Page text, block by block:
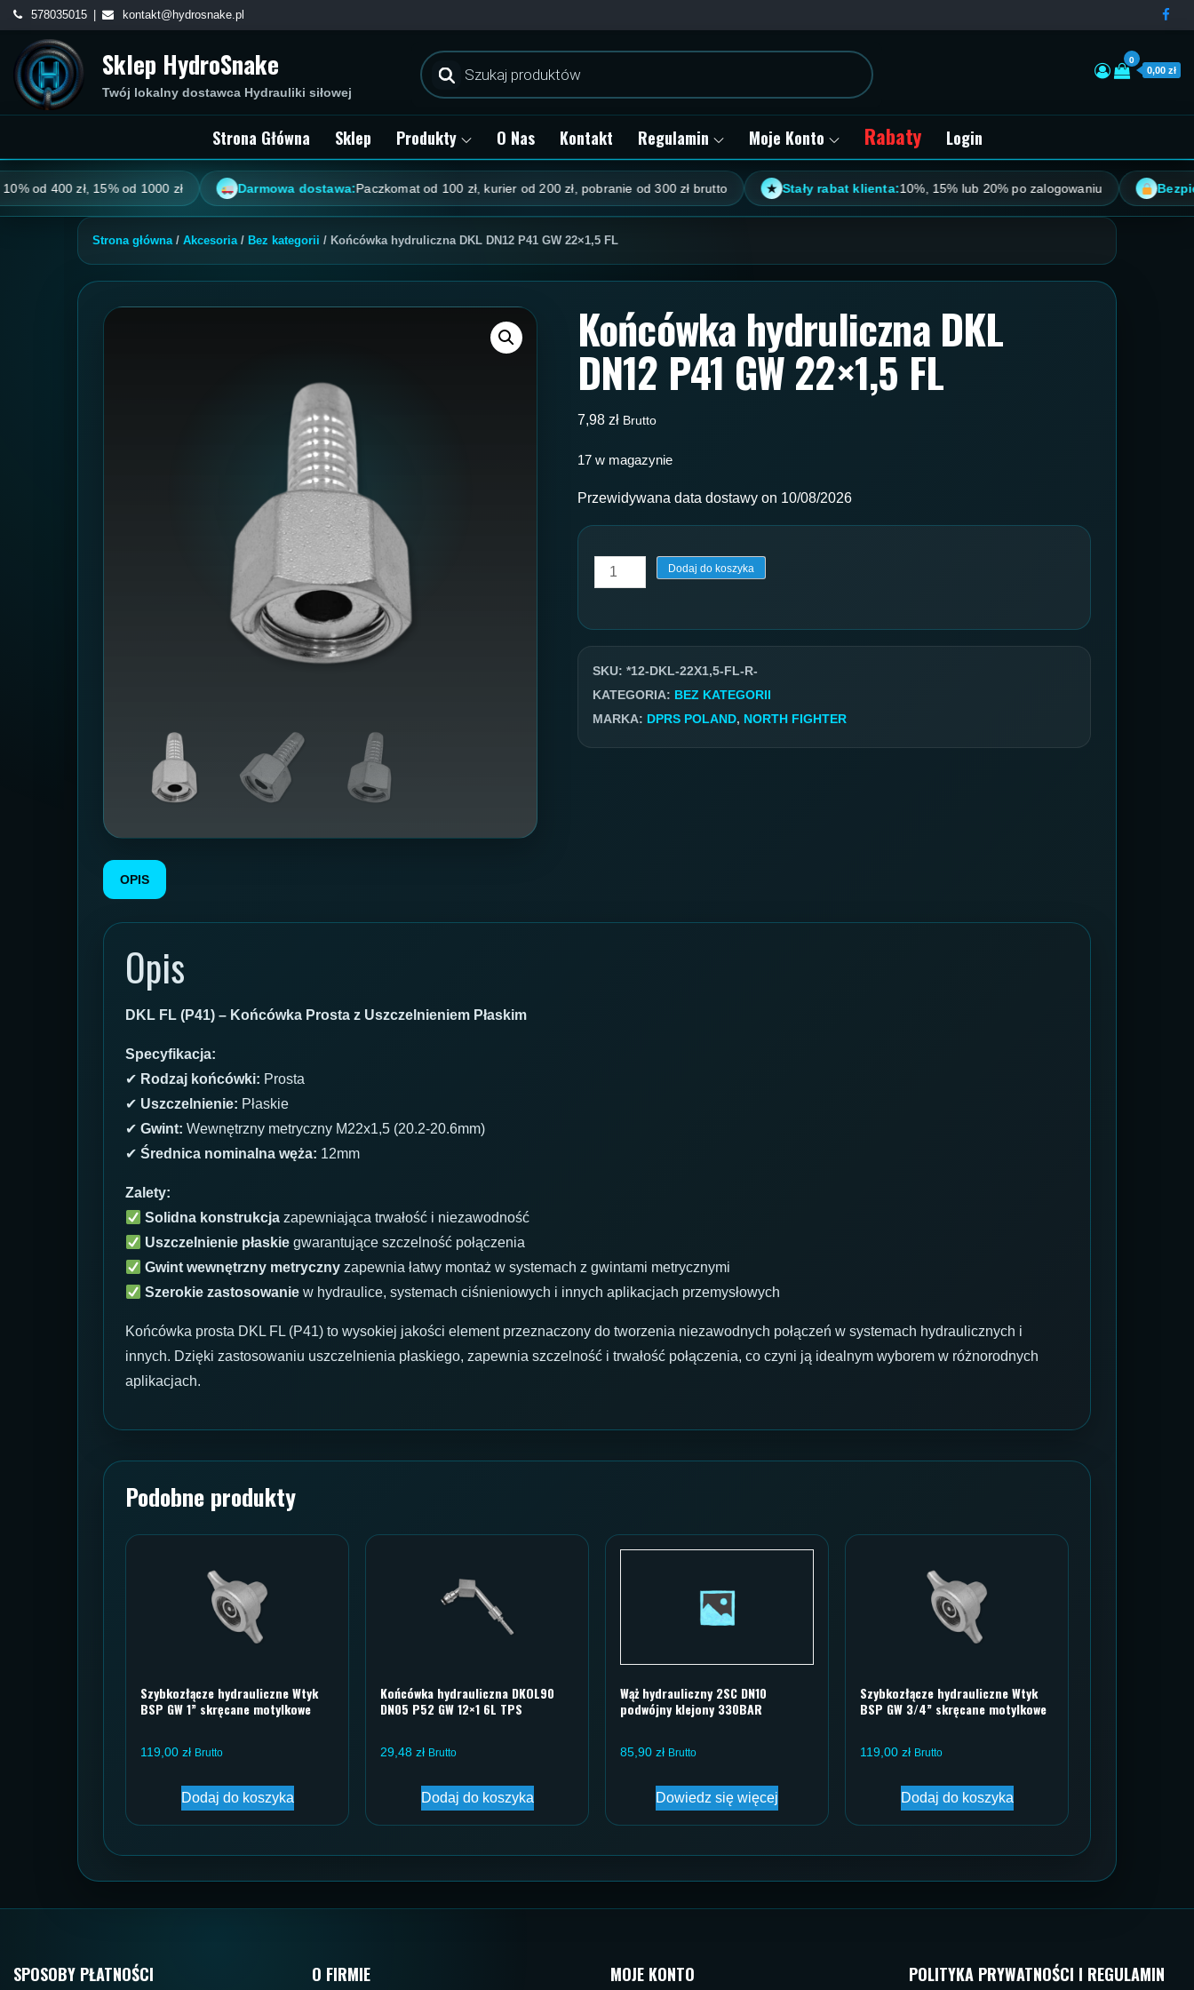
Skip
content
578035015 kontakt@hydrosnake.pl
Sklep HydroSnake
Twój lokalny dostawca Hydrauliki siłowej
Wyszukiwarka
produktów
0
0,00 zł
Strona Główna Sklep Produkty O Nas Kontakt Regulamin Moje Konto Rabaty Login
400 zł, 15% od 1000 zł Darmowa dostawa:Paczkomat od 100 zł, kurier od 200 zł, pobranie od 300 zł brutto ★ Stały rabat klienta:10%, 15% lub 20% po zalogowaniu Bezpieczne
Strona główna/ Akcesoria/ Bez kategorii / Końcówka hydruliczna DKL DN12 P41 GW 22×1,5 FL
Końcówka hydruliczna DKL
DN12 P41 GW 22×1,5 FL
7,98 zł Brutto
17 w magazynie
Przewidywana data dostawy on 10/08/2026
ilość
Końcówka
DN12
P41
GW
Dodaj do koszyka
SKU: *12-DKL-22X1,5-FL-R-
KATEGORIA: BEZ KATEGORII
MARKA: DPRS POLAND, NORTH FIGHTER
OPIS
Opis
DKL FL (P41) – Końcówka Prosta z Uszczelnieniem Płaskim
Specyfikacja:
✔ Rodzaj końcówki: Prosta
✔ Uszczelnienie: Płaskie
✔ Gwint: Wewnętrzny metryczny M22x1,5 (20.2-20.6mm)
✔ Średnica nominalna węża: 12mm
Zalety:
Solidna konstrukcja zapewniająca trwałość i niezawodność
Uszczelnienie płaskie gwarantujące szczelność połączenia
Gwint wewnętrzny metryczny zapewnia łatwy montaż w systemach z gwintami metrycznymi
Szerokie zastosowanie w hydraulice, systemach ciśnieniowych i innych aplikacjach przemysłowych
Końcówka prosta DKL FL (P41) to wysokiej jakości element przeznaczony do tworzenia niezawodnych połączeń w systemach hydraulicznych i
innych. Dzięki zastosowaniu uszczelnienia płaskiego, zapewnia szczelność i trwałość połączenia, co czyni ją idealnym wyborem w różnorodnych
aplikacjach.
Podobne produkty
Szybkozłącze hydrauliczne Wtyk
BSP GW 1” skręcane motylkowe
119,00 zł Brutto
Dodaj do koszyka
Końcówka hydrauliczna DKOL90
DN05 P52 GW 12×1 6L TPS
29,48 zł Brutto
Dodaj do koszyka
Wąż hydrauliczny 2SC DN10
podwójny klejony 330BAR
85,90 zł Brutto
Dowiedz się więcej
Szybkozłącze hydrauliczne Wtyk
BSP GW 3/4” skręcane motylkowe
119,00 zł Brutto
Dodaj do koszyka
SPOSOBY PŁATNOŚCI O FIRMIE MOJE KONTO POLITYKA PRYWATNOŚCI I REGULAMIN